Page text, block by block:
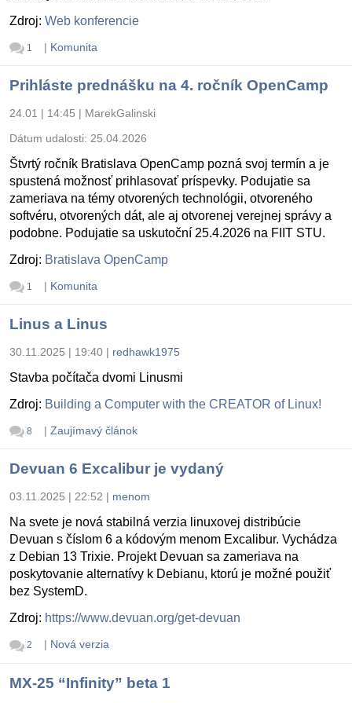
Zdroj: Web konferencie
1 | Komunita
Prihláste prednášku na 4. ročník OpenCamp
24.01 | 14:45 | MarekGalinski
Dátum udalosti: 25.04.2026
Štvrtý ročník Bratislava OpenCamp pozná svoj termín a je
spustená možnosť prihlasovať príspevky. Podujatie sa
zameriava na témy otvorených technológii, otvoreného
softvéru, otvorených dát, ale aj otvorenej verejnej správy a
podobne. Podujatie sa uskutoční 25.4.2026 na FIIT STU.
Zdroj: Bratislava OpenCamp
1 | Komunita
Linus a Linus
30.11.2025 | 19:40 | redhawk1975
Stavba počítača dvomi Linusmi
Zdroj: Building a Computer with the CREATOR of Linux!
8 | Zaujímavý článok
Devuan 6 Excalibur je vydaný
03.11.2025 | 22:52 | menom
Na svete je nová stabilná verzia linuxovej distribúcie
Devuan s číslom 6 a kódovým menom Excalibur. Vychádza
z Debian 13 Trixie. Projekt Devuan sa zameriava na
poskytovanie alternatívy k Debianu, ktorú je možné použiť
bez SystemD.
Zdroj: https://www.devuan.org/get-devuan
2 | Nová verzia
MX-25 “Infinity” beta 1